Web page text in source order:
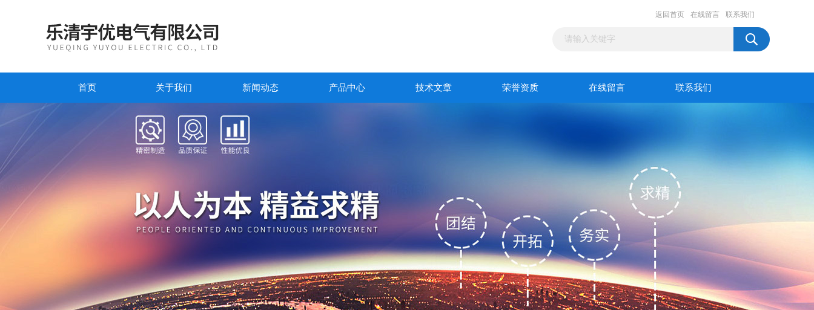
返回首页 在线留言 联系我们
首页 关于我们 新闻动态 产品中心 技术文章 荣誉资质 在线留言 联系我们